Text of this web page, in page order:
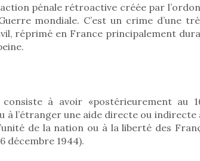
pénale rétroactive créée par
mondiale. C’est un crime d’une
réprimé en France principalement
à avoir «postérieurement au
l’étranger une aide directe ou indirecte
de la nation ou à la liberté des
décembre 1944).